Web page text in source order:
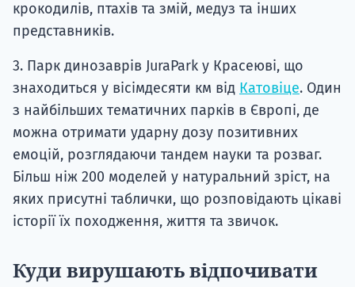
крокодилів, птахів та змій, медуз та інших
представників.
3. Парк динозаврів JuraPark у Красеюві, що
знаходиться у вісімдесяти км від Катовіце. Один
з найбільших тематичних парків в Європі, де
можна отримати ударну дозу позитивних
емоцій, розглядаючи тандем науки та розваг.
Більш ніж 200 моделей у натуральний зріст, на
яких присутні таблички, що розповідають цікаві
історії їх походження, життя та звичок.
Куди вирушають відпочивати